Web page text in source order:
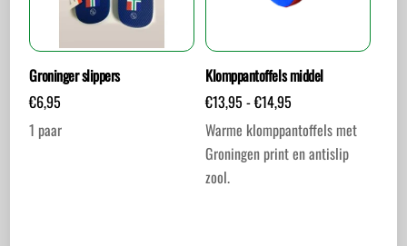
gekozen
worden
op
de
productpagina
gekozen
worden
op
de
productpagina
Groninger slippers
€6,95
1 paar
Klomppantoffels middel
€13,95 -€14,95
€13,95
€14,95
Warme klomppantoffels met
Groningen print en antislip
zool.